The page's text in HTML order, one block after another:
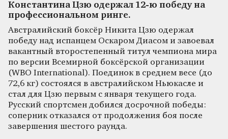
Константина Цзю одержал 12-ю победу на
профессиональном ринге.
Австралийский боксёр Никита Цзю одержал
победу над испанцем Оскаром Диасом и завоевал
вакантный второстепенный титул чемпиона мира
по версии Всемирной боксёрской организации
(WBO International). Поединок в среднем весе (до
72,6 кг) состоялся в австралийском Ньюкасле и
стал для Цзю первым с января текущего года.
Русский спортсмен добился досрочной победы:
соперник отказался от продолжения боя после
завершения шестого раунда.